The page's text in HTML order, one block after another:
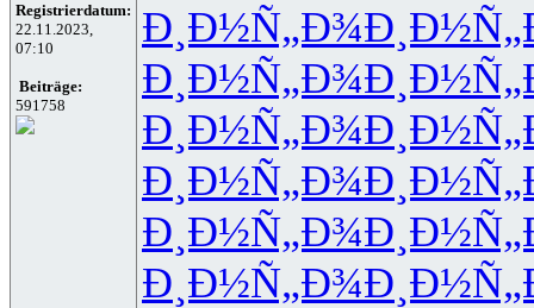
Registrierdatum:
22.11.2023,
07:10
Beiträge:
591758
Ð¸Ð½Ñ„Ð¾
Ð¸Ð½Ñ„Ð¾
Ð¸Ð½Ñ„Ð¾
Ð¸Ð½Ñ„Ð¾
Ð¸Ð½Ñ„Ð¾
Ð¸Ð½Ñ„Ð¾